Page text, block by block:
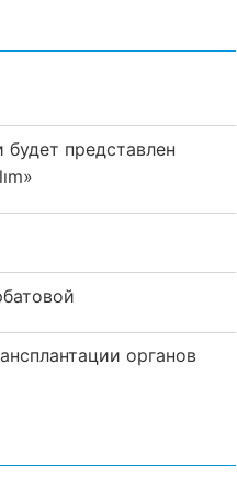
представлен
органов